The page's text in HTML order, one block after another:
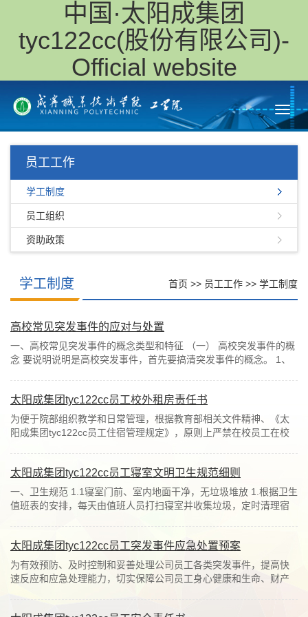
中国·太阳成集团
tyc122cc(股份有限公司)-
Official website
员工工作
学工制度
员工组织
资助政策
学工制度 首页 >> 员工工作 >> 学工制度
高校常见突发事件的应对与处置
一、高校常见突发事件的概念类型和特征 （一） 高校突发事件的概
念 要说明说明是高校突发事件，首先要搞清突发事件的概念。 1、
太阳成集团tyc122cc员工校外租房责任书
为便于院部组织教学和日常管理，根据教育部相关文件精神、《太
阳成集团tyc122cc员工住宿管理规定》，原则上严禁在校员工在校
太阳成集团tyc122cc员工寝室文明卫生规范细则
一、卫生规范 1.1寝室门前、室内地面干净，无垃圾堆放 1.根据卫生
值班表的安排，每天由值班人员打扫寝室并收集垃圾，定时清理宿
太阳成集团tyc122cc员工突发事件应急处置预案
为有效预防、及时控制和妥善处理公司员工各类突发事件，提高快
速反应和应急处理能力，切实保障公司员工身心健康和生命、财产